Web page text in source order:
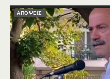
ΑΠΟΨΕΙΣ